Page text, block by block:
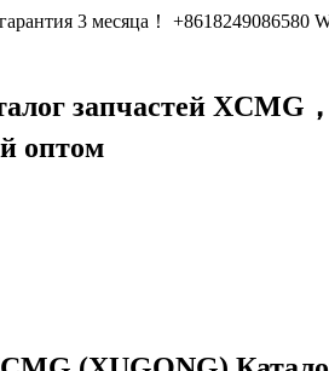
3 месяца！
запчастей XCMG，
оптом